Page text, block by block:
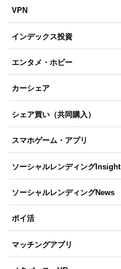
VPN
インデックス投資
エンタメ・ホビー
カーシェア
シェア買い（共同購入）
スマホゲーム・アプリ
ソーシャルレンディングInsight
ソーシャルレンディングNews
ポイ活
マッチングアプリ